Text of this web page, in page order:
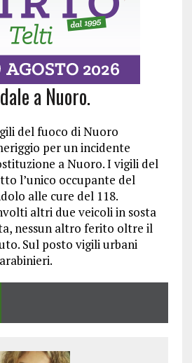
a Nuoro.
del fuoco di Nuoro
per un incidente
a Nuoro. I vigili del
l’unico occupante del
alle cure del 118.
altri due veicoli in sosta
nessun altro ferito oltre il
Sul posto vigili urbani